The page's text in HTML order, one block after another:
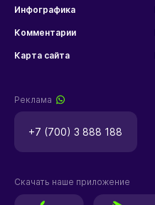
Инфографика
Комментарии
Карта сайта
Реклама
+7 (700) 3 888 188
Скачать наше приложение